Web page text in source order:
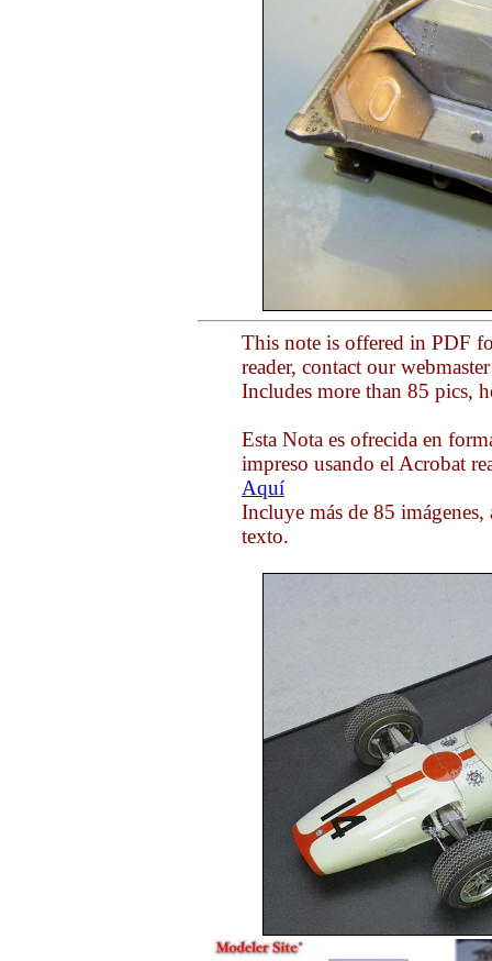
This note is offered in PDF
reader, contact our
Includes more than 85 pics,
Esta Nota es ofrecida en
impreso usando el Acrobat
Aquí
Incluye más de 85
texto.